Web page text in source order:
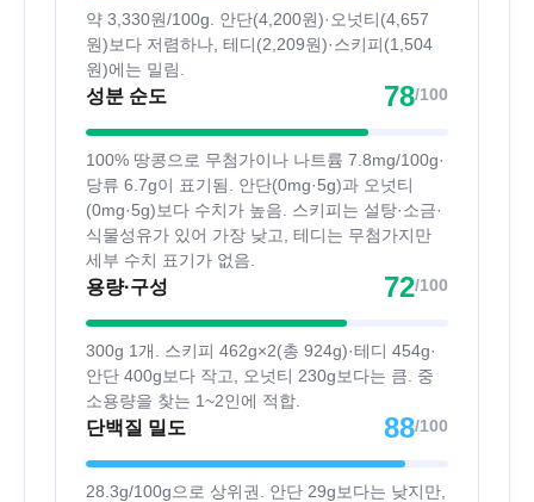
약 3,330원/100g. 안단(4,200원)·오넛티(4,657
원)보다 저렴하나, 테디(2,209원)·스키피(1,504
원)에는 밀림.
성분 순도 78/100
100% 땅콩으로 무첨가이나 나트륨 7.8mg/100g·
당류 6.7g이 표기됨. 안단(0mg·5g)과 오넛티
(0mg·5g)보다 수치가 높음. 스키피는 설탕·소금·
식물성유가 있어 가장 낮고, 테디는 무첨가지만
세부 수치 표기가 없음.
용량·구성 72/100
300g 1개. 스키피 462g×2(총 924g)·테디 454g·
안단 400g보다 작고, 오넛티 230g보다는 큼. 중
소용량을 찾는 1~2인에 적합.
단백질 밀도 88/100
28.3g/100g으로 상위권. 안단 29g보다는 낮지만,